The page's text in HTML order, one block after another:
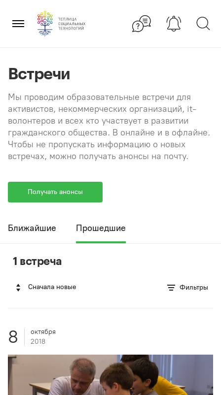
содержанию
×
Встречи
Мы проводим образовательные встречи для
активистов, некоммерческих организаций, it-
волонтеров и всех кто участвует в развитии
гражданского общества. В онлайне и в офлайне.
Чтобы не пропускать информацию о новых
встречах, можно получать анонсы на почту.
Получать анонсы
Ближайшие Прошедшие
1 встреча
Сначала новые Фильтры
8
октября
2018